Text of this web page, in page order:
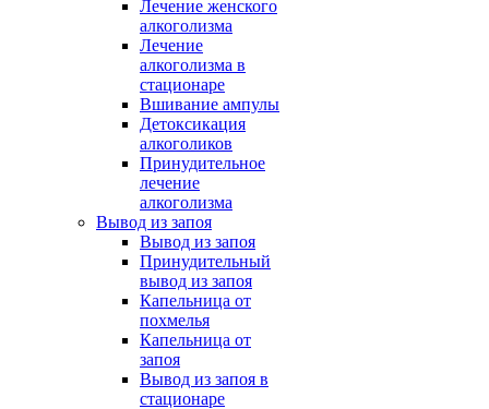
Лечение женского
алкоголизма
Лечение
алкоголизма в
стационаре
Вшивание ампулы
Детоксикация
алкоголиков
Принудительное
лечение
алкоголизма
Вывод из запоя
Вывод из запоя
Принудительный
вывод из запоя
Капельница от
похмелья
Капельница от
запоя
Вывод из запоя в
стационаре